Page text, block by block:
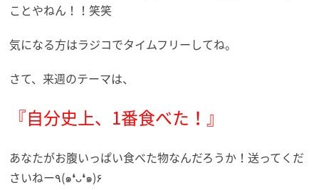
ことやねん！！笑笑
気になる方はラジコでタイムフリーしてね。
さて、来週のテーマは、
『自分史上、1番食べた！』
あなたがお腹いっぱい食べた物なんだろうか！送ってくだ
さいねー٩(๑❛ᴗ❛๑)۶